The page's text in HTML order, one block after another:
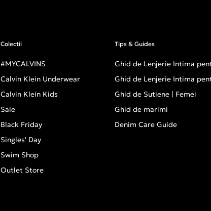
Colectii
#MYCALVINS
Calvin Klein Underwear
Calvin Klein Kids
Sale
Black Friday
Singles' Day
Swim Shop
Outlet Store
Tips & Guides
Ghid de Lenjerie Intima
Ghid de Lenjerie Intima
Ghid de Sutiene | Femei
Ghid de marimi
Denim Care Guide